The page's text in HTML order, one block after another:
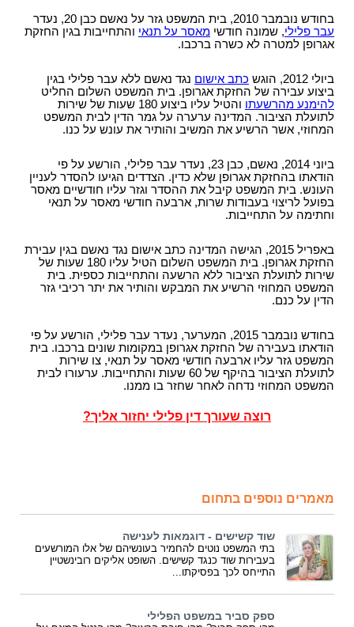
בחודש נובמבר 2010, בית המשפט גזר על נאשם כבן 20, נעדר
עבר פלילי, שמונה חודשי מאסר על תנאי והתחייבות בגין החזקת
אגרופן למטרה לא כשרה ברכבו.
ביולי 2012, הוגש כתב אישום נגד נאשם ללא עבר פלילי בגין
ביצוע עבירה של החזקת אגרופן. בית המשפט השלום החליט
להימנע מהרשעתו
והטיל עליו ביצוע 180 שעות של שירות
לתועלת הציבור. המדינה ערערה על גמר הדין לבית המשפט
המחוזי, אשר הרשיע את המשיב והותיר את עונש על כנו.
ביוני 2014, נאשם, כבן 23, נעדר עבר פלילי, הורשע על פי
הודאתו בהחזקת אגרופן שלא כדין. הצדדים הגיעו להסדר לעניין
העונש. בית המשפט קיבל את ההסדר וגזר עליו חודשיים מאסר
בפועל לריצוי בעבודות שרות, ארבעה חודשי מאסר על תנאי
וחתימה על התחייבות.
באפריל 2015, הגישה המדינה כתב אישום נגד נאשם בגין עבירת
החזקת אגרופן. בית המשפט השלום הטיל עליו 180 שעות של
שירות לתועלת הציבור ללא הרשעה והתחייבות כספית. בית
המשפט המחוזי הרשיע את המבקש והותיר את יתר רכיבי גזר
הדין על כנם.
בחודש נובמבר 2015, המערער, נעדר עבר פלילי, הורשע על פי
הודאתו בעבירה של החזקת אגרופן במקומות שונים ברכבו. בית
המשפט גזר עליו ארבעה חודשי מאסר על תנאי, צו שירות
לתועלת הציבור בהיקף של 60 שעות והתחייבות. ערעורו לבית
המשפט המחוזי נדחה לאחר שחזר בו ממנו.
רוצה שעורך דין פלילי יחזור אליך?
מאמרים נוספים בתחום
שוד קשישים - דוגמאות לענישה
בתי המשפט נוטים להחמיר בעונשיהם של אלו המורשעים
בעבירות שוד כנגד קשישים. השופט אליקים רובינשטיין
התייחס לכך בפסיקתו...
ספק סביר במשפט הפלילי